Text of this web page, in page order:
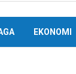
EKONOMI